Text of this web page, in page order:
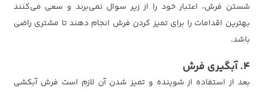
شستن فرش، اعتبار خود را از زیر سوال نمی‌برند و سعی می‌کنند
بهترین اقدامات را برای تمیز کردن فرش انجام دهند تا مشتری راضی
باشد.
4. آبگیری فرش
بعد از استفاده از شوینده و تمیز شدن آن لازم است فرش آبکشی